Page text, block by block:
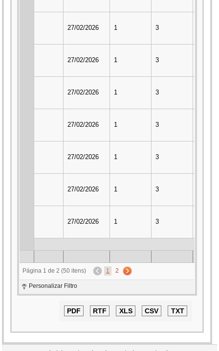
27/02/2026 1 3
27/02/2026 1 3
27/02/2026 1 3
27/02/2026 1 3
27/02/2026 1 3
27/02/2026 1 3
27/02/2026 1 3
Página 1 de 2 (50 itens) 1 2
Personalizar Filtro